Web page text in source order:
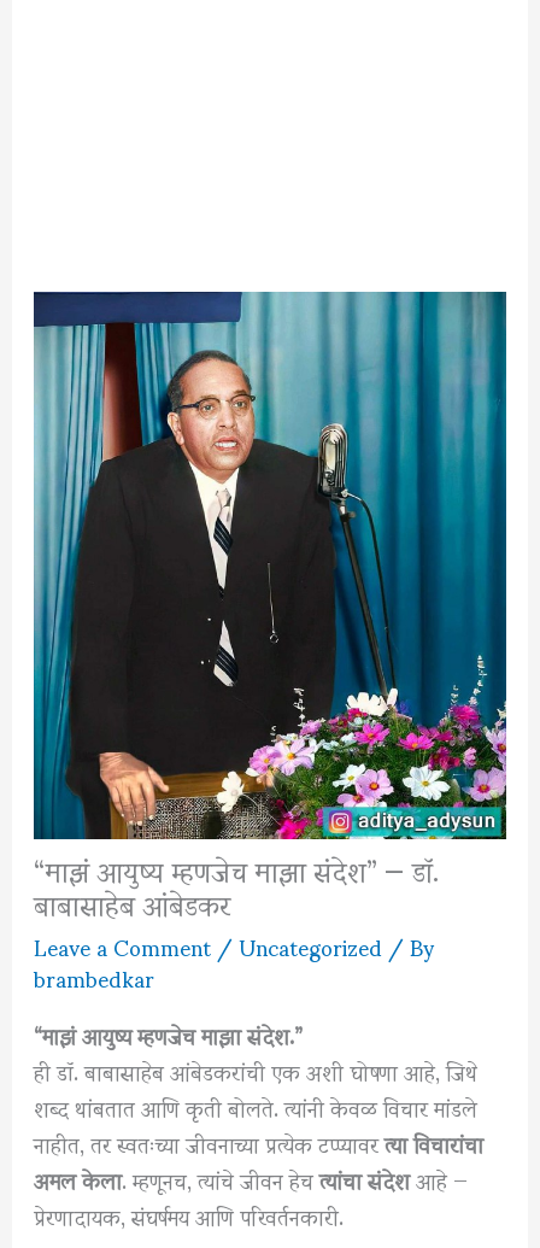
“माझं आयुष्य म्हणजेच माझा संदेश” — डॉ.
बाबासाहेब आंबेडकर
Leave a Comment/Uncategorized/ By
brambedkar
“माझं आयुष्य म्हणजेच माझा संदेश.”
ही डॉ. बाबासाहेब आंबेडकरांची एक अशी घोषणा आहे, जिथे
शब्द थांबतात आणि कृती बोलते. त्यांनी केवळ विचार मांडले
नाहीत, तर स्वतःच्या जीवनाच्या प्रत्येक टप्प्यावरत्या विचारांचा
अमल केला. म्हणूनच, त्यांचे जीवन हेचत्यांचा संदेशआहे —
प्रेरणादायक, संघर्षमय आणि परिवर्तनकारी.